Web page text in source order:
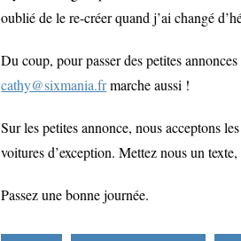
oublié de le re-créer quand j’ai changé
Du coup, pour passer des petites
cathy@sixmania.frmarche aussi !
Sur les petites annonce, nous acceptons
voitures d’exception. Mettez nous un
Passez une bonne journée.